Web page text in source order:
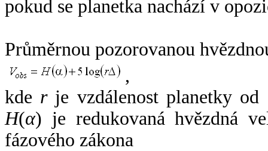
pokud se planetka nachází v
Průměrnou pozorovanou
,
kde rje vzdálenost planetky od
H(α) je redukovaná hvězdná
fázového zákona